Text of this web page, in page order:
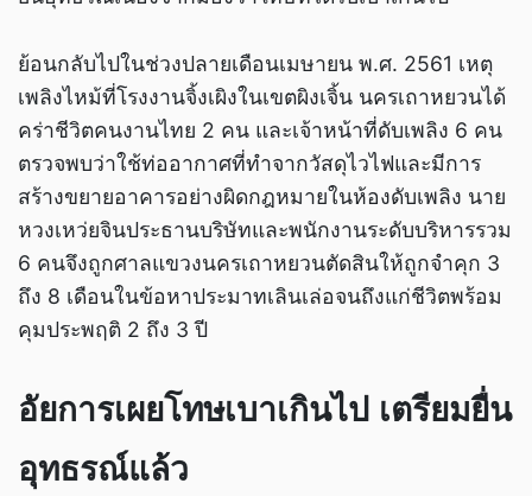
ย้อนกลับไปในช่วงปลายเดือนเมษายน พ.ศ. 2561 เหตุ
เพลิงไหม้ที่โรงงานจิ้งเผิงในเขตผิงเจิ้น นครเถาหยวนได้
คร่าชีวิตคนงานไทย 2 คน และเจ้าหน้าที่ดับเพลิง 6 คน
ตรวจพบว่าใช้ท่ออากาศที่ทำจากวัสดุไวไฟและมีการ
สร้างขยายอาคารอย่างผิดกฎหมายในห้องดับเพลิง นาย
หวงเหว่ยจินประธานบริษัทและพนักงานระดับบริหารรวม
6 คนจึงถูกศาลแขวงนครเถาหยวนตัดสินให้ถูกจำคุก 3
ถึง 8 เดือนในข้อหาประมาทเลินเล่อจนถึงแก่ชีวิตพร้อม
คุมประพฤติ 2 ถึง 3 ปี
อัยการเผยโทษเบาเกินไป เตรียมยื่น
อุทธรณ์แล้ว